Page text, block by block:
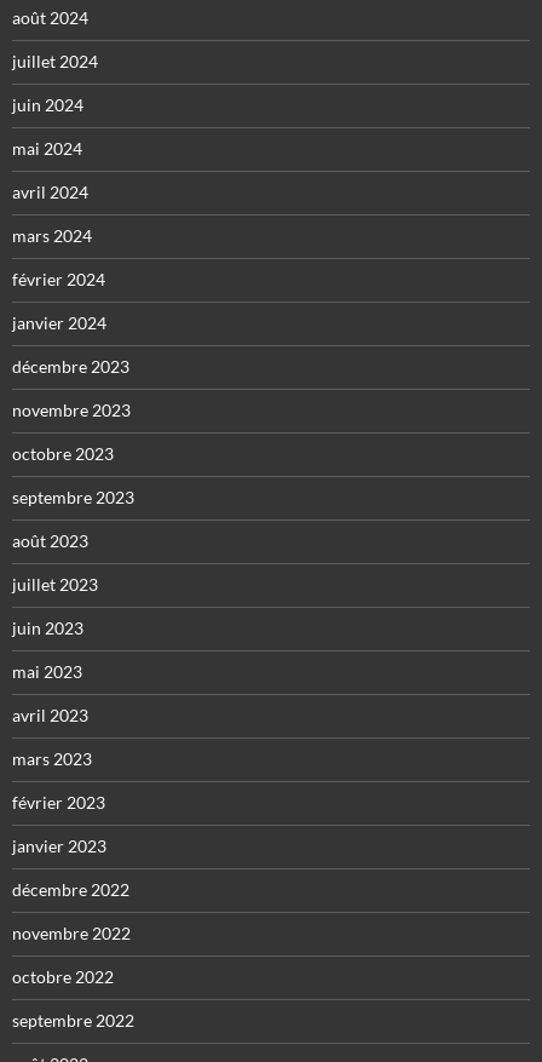
août 2024
juillet 2024
juin 2024
mai 2024
avril 2024
mars 2024
février 2024
janvier 2024
décembre 2023
novembre 2023
octobre 2023
septembre 2023
août 2023
juillet 2023
juin 2023
mai 2023
avril 2023
mars 2023
février 2023
janvier 2023
décembre 2022
novembre 2022
octobre 2022
septembre 2022